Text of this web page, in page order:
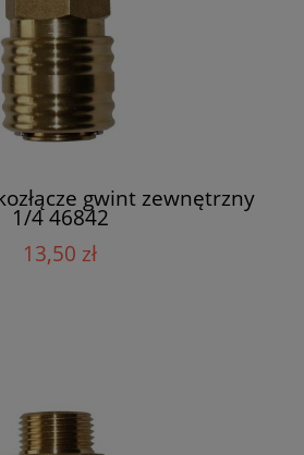
gwint zewnętrzny
1/4 46842
13,50 zł